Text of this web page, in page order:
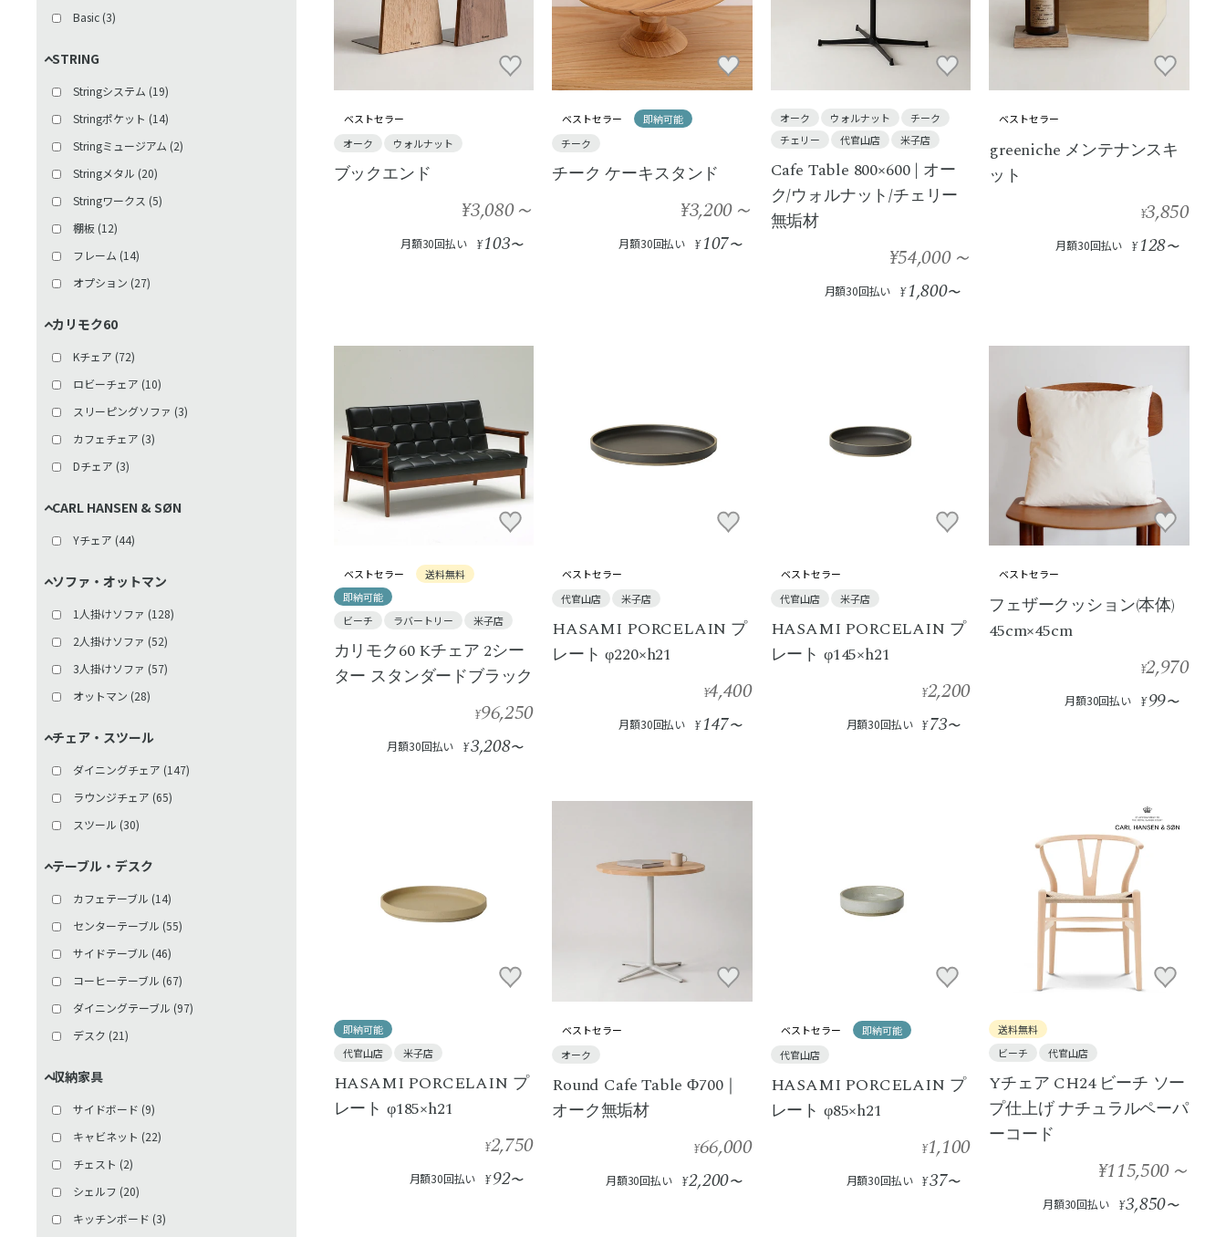
Basic (3)
STRING
Stringシステム (19)
Stringポケット (14)
Stringミュージアム (2)
Stringメタル (20)
Stringワークス (5)
棚板 (12)
フレーム (14)
オプション (27)
カリモク60
Kチェア (72)
ロビーチェア (10)
スリーピングソファ (3)
カフェチェア (3)
Dチェア (3)
CARL HANSEN & SØN
Yチェア (44)
ソファ・オットマン
1人掛けソファ (128)
2人掛けソファ (52)
3人掛けソファ (57)
オットマン (28)
チェア・スツール
ダイニングチェア (147)
ラウンジチェア (65)
スツール (30)
テーブル・デスク
カフェテーブル (14)
センターテーブル (55)
サイドテーブル (46)
コーヒーテーブル (67)
ダイニングテーブル (97)
デスク (21)
収納家具
サイドボード (9)
キャビネット (22)
チェスト (2)
シェルフ (20)
キッチンボード (3)
ベストセラー
オーク
ウォルナット
ブックエンド
¥3,080～
月額30回払い ¥103〜
ベストセラー
即納可能
チーク
チーク ケーキスタンド
¥3,200～
月額30回払い ¥107〜
オーク ウォルナット
チーク
チェリー
代官山店 米子店
Cafe Table 800×600 | オー
ク/ウォルナット/チェリー
無垢材
¥54,000～
月額30回払い ¥1,800〜
ベストセラー
greeniche メンテナンスキ
ット
¥3,850
月額30回払い ¥128〜
ベストセラー
送料無料
即納可能
ビーチ
ラバートリー 米子店
カリモク60 Kチェア 2シー
ター スタンダードブラック
¥96,250
月額30回払い ¥3,208〜
ベストセラー
代官山店
米子店
HASAMI PORCELAIN プ
レート φ220×h21
¥4,400
月額30回払い ¥147〜
ベストセラー
代官山店
米子店
HASAMI PORCELAIN プ
レート φ145×h21
¥2,200
月額30回払い ¥73〜
ベストセラー
フェザークッション(本体)
45cm×45cm
¥2,970
月額30回払い ¥99〜
即納可能
代官山店
米子店
HASAMI PORCELAIN プ
レート φ185×h21
¥2,750
月額30回払い ¥92〜
ベストセラー
オーク
Round Cafe Table Φ700｜
オーク無垢材
¥66,000
月額30回払い ¥2,200〜
ベストセラー
即納可能
代官山店
HASAMI PORCELAIN プ
レート φ85×h21
¥1,100
月額30回払い ¥37〜
送料無料
ビーチ
代官山店
Yチェア CH24 ビーチ ソー
プ仕上げ ナチュラルペーパ
ーコード
¥115,500～
月額30回払い ¥3,850〜